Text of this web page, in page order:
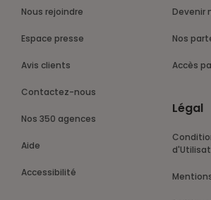
Nous rejoindre
Espace presse
Avis clients
Contactez-nous
Nos 350 agences
Aide
Accessibilité
Nos
Accès
Légal
Conditions Générales